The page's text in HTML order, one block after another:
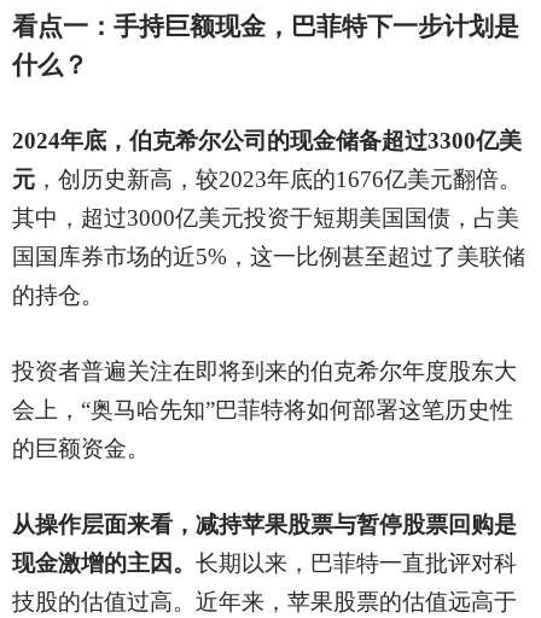
看点一：手持巨额现金，巴菲特下一步计划是
什么？
2024年底，伯克希尔公司的现金储备超过3300亿美
元，创历史新高，较2023年底的1676亿美元翻倍。
其中，超过3000亿美元投资于短期美国国债，占美
国国库券市场的近5%，这一比例甚至超过了美联储
的持仓。
投资者普遍关注在即将到来的伯克希尔年度股东大
会上， “奥马哈先知”巴菲特将如何部署这笔历史性
的巨额资金。
从操作层面来看，减持苹果股票与暂停股票回购是
现金激增的主因。 长期以来，巴菲特一直批评对科
技股的估值过高。近年来，苹果股票的估值远高于